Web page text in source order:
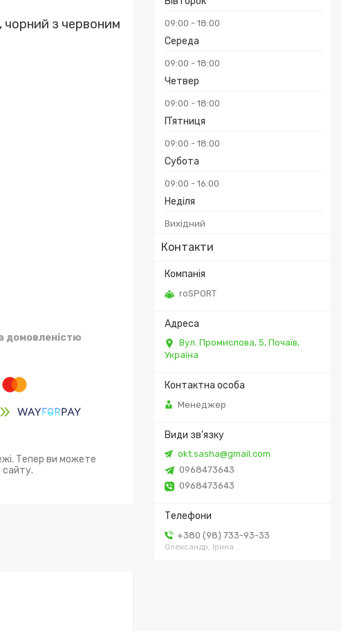
09:00 18:00
Середа
09:00 18:00
Четвер
09:00 18:00
Пʼятниця
09:00 18:00
Субота
09:00 16:00
Неділя
Вихідний
Контакти
roSPORT
Вул. Промислова, 5, Почаїв,
Україна
Менеджер
okt.sasha@gmail.com
0968473643
0968473643
+380 (98) 733-93-33
Олександр, Ірина
чорний з червоним
домовленістю
Тепер ви можете